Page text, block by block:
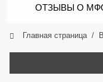
ОТЗЫВЫ О
Главная страница